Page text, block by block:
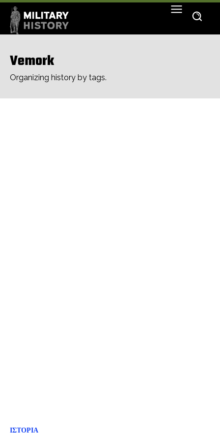
Vemork
Organizing history by tags.
ΙΣΤΟΡΙΑ